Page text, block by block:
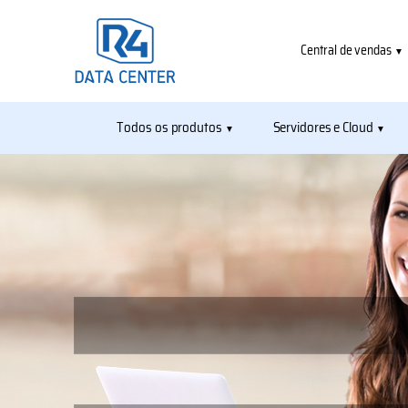
Central de vendas
Todos os produtos Servidores e Cloud